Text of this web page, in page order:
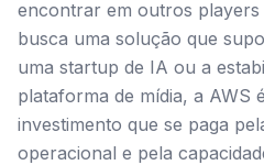
encontrar em outros players
busca uma solução que
uma startup de IA ou a
plataforma de mídia, a AWS
investimento que se paga
operacional e pela